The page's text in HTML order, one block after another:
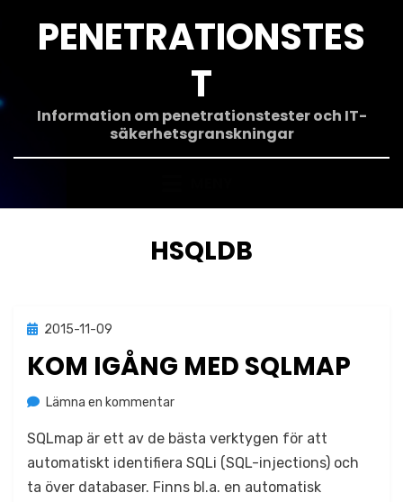
innehållPENETRATIONSTES
T
Information om penetrationstester och IT-
säkerhetsgranskningar
ETIKETT
:
HSQLDB
Publicerad
2015-11-09
KOM IGÅNG MED SQLMAP
avJonas Lejon
Lämna en kommentarpå
igång
med
SQLmap
SQLmap är ett av de bästa verktygen för att
automatiskt identifiera SQLi (SQL-injections) och
ta över databaser. Finns bl.a. en automatisk